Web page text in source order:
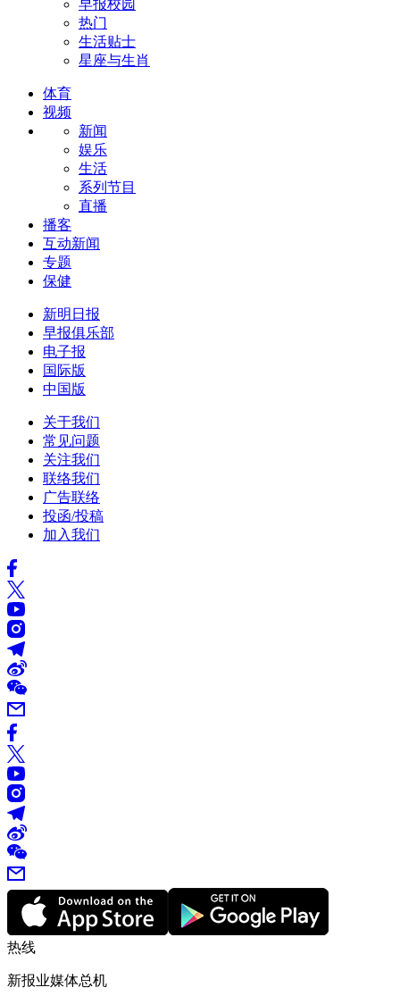
早报校园
热门
生活贴士
星座与生肖
体育
视频
新闻
娱乐
生活
系列节目
直播
播客
互动新闻
专题
保健
新明日报
早报俱乐部
电子报
国际版
中国版
关于我们
常见问题
关注我们
联络我们
广告联络
投函/投稿
加入我们
热线
新报业媒体总机